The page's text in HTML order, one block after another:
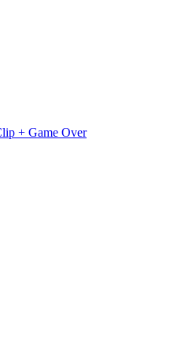
+ Game Over